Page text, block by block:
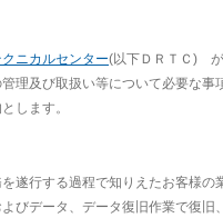
ニカルセンター(以下ＤＲＴＣ) が
理及び取扱い等について必要な事
します。
遂行する過程で知りえたお客様の
びデータ、データ復旧作業で復旧